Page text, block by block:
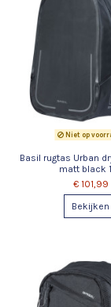
Niet op
Basil rugtas Urban
matt black
€ 101,99
Bekijken